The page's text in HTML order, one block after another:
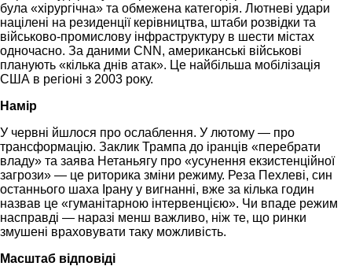
була «хірургічна» та обмежена категорія. Лютневі удари
націлені на резиденції керівництва, штаби розвідки та
військово-промислову інфраструктуру в шести містах
одночасно. За даними CNN, американські військові
планують «кілька днів атак». Це найбільша мобілізація
США в регіоні з 2003 року.
Намір
У червні йшлося про ослаблення. У лютому — про
трансформацію. Заклик Трампа до іранців «перебрати
владу» та заява Нетаньягу про «усунення екзистенційної
загрози» — це риторика зміни режиму. Реза Пехлеві, син
останнього шаха Ірану у вигнанні, вже за кілька годин
назвав це «гуманітарною інтервенцією». Чи впаде режим
насправді — наразі менш важливо, ніж те, що ринки
змушені враховувати таку можливість.
Масштаб відповіді